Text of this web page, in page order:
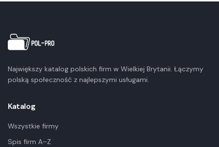
Największy katalog polskich firm w Wielkiej Brytanii. Łączymy
polską społeczność z najlepszymi usługami.
Katalog
Wszystkie firmy
Spis firm A–Z